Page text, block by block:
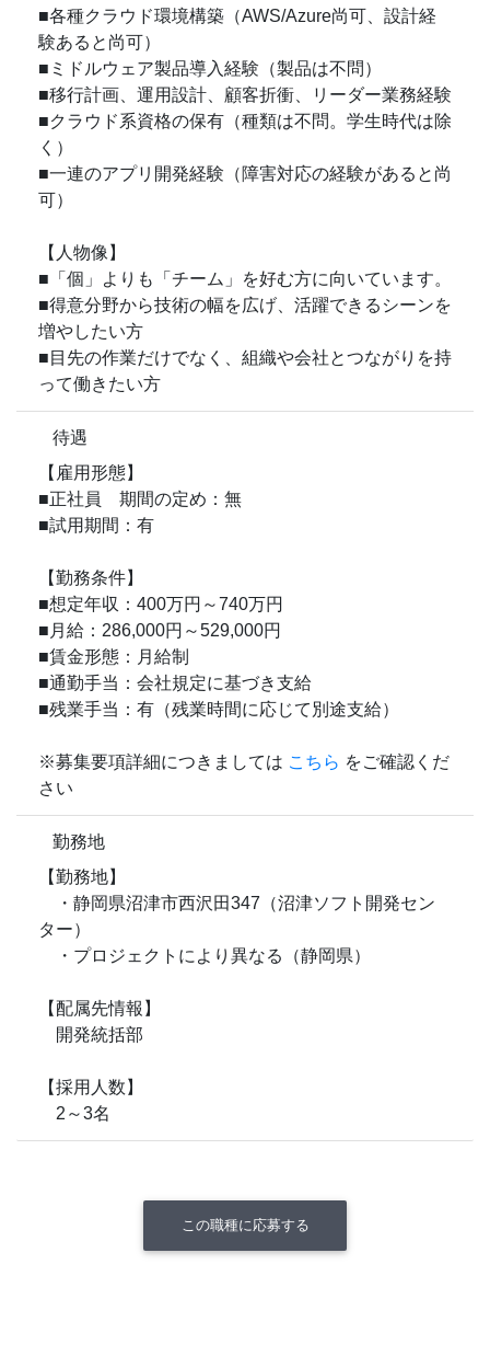
■各種クラウド環境構築（AWS/Azure尚可、設計経
験あると尚可）
■ミドルウェア製品導入経験（製品は不問）
■移行計画、運用設計、顧客折衝、リーダー業務経験
■クラウド系資格の保有（種類は不問。学生時代は除
く）
■一連のアプリ開発経験（障害対応の経験があると尚
可）
【人物像】
■「個」よりも「チーム」を好む方に向いています。
■得意分野から技術の幅を広げ、活躍できるシーンを
増やしたい方
■目先の作業だけでなく、組織や会社とつながりを持
って働きたい方
待遇
【雇用形態】
■正社員 期間の定め：無
■試用期間：有
【勤務条件】
■想定年収：400万円～740万円
■月給：286,000円～529,000円
■賃金形態：月給制
■通勤手当：会社規定に基づき支給
■残業手当：有（残業時間に応じて別途支給）
※募集要項詳細につきましては こちら をご確認くだ
さい
勤務地
【勤務地】
・静岡県沼津市西沢田347（沼津ソフト開発セン
ター）
・プロジェクトにより異なる（静岡県）
【配属先情報】
開発統括部
【採用人数】
2～3名
この職種に応募する